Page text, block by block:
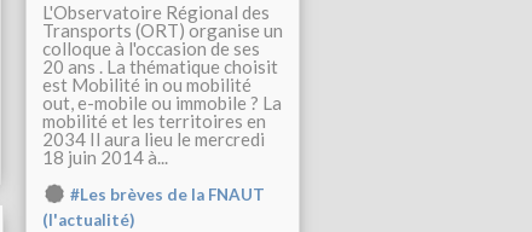
L'Observatoire Régional des
Transports (ORT) organise un
colloque à l'occasion de ses
20 ans . La thématique choisit
est Mobilité in ou mobilité
out, e-mobile ou immobile ? La
mobilité et les territoires en
2034 Il aura lieu le mercredi
18 juin 2014 à...
#Les brèves de la FNAUT
(l'actualité)